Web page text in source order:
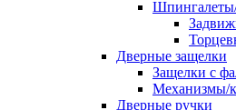
Дверные защелки
Защелки с
Механизмы/
Дверные ручки